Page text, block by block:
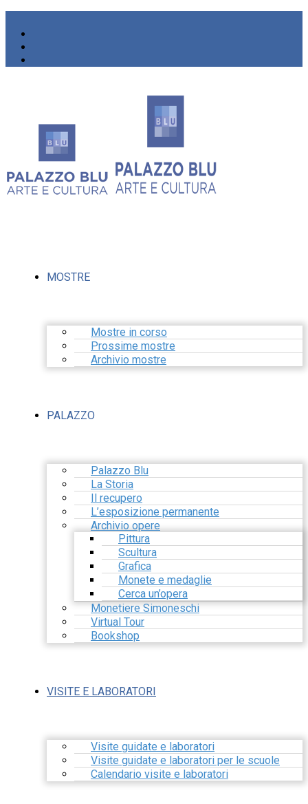
MOSTRE
Mostre in corso
Prossime mostre
Archivio mostre
PALAZZO
Palazzo Blu
La Storia
Il recupero
L’esposizione permanente
Archivio opere
Pittura
Scultura
Grafica
Monete e medaglie
Cerca un’opera
Monetiere Simoneschi
Virtual Tour
Bookshop
VISITE E LABORATORI
Visite guidate e laboratori
Visite guidate e laboratori per le scuole
Calendario visite e laboratori